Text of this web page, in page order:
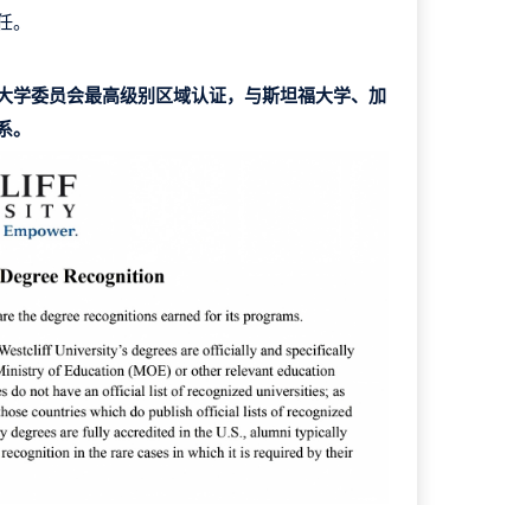
。
学委员会最高级别区域认证，与斯坦福大学、加
。